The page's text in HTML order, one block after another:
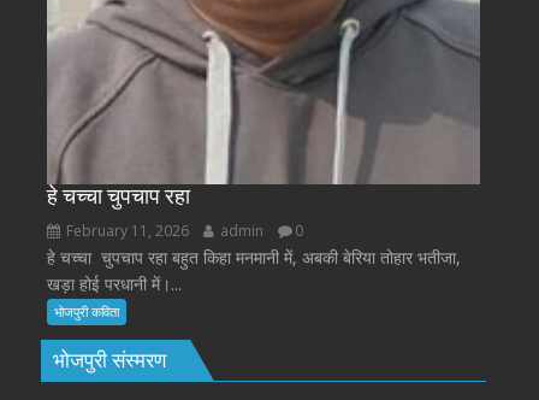
हे चच्चा चुपचाप रहा
February 11, 2026 admin 0
हे चच्चा चुपचाप रहा बहुत किहा मनमानी में, अबकी बेरिया तोहार भतीजा,
खड़ा होई परधानी में।...
भोजपुरी कविता
भोजपुरी संस्मरण